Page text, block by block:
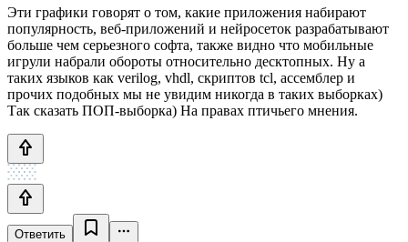
Эти графики говорят о том, какие приложения набирают
популярность, веб-приложений и нейросеток разрабатывают
больше чем серьезного софта, также видно что мобильные
игрули набрали обороты относительно десктопных. Ну а
таких языков как verilog, vhdl, скриптов tcl, ассемблер и
прочих подобных мы не увидим никогда в таких выборках)
Так сказать ПОП-выборка) На правах птичьего мнения.
Ответить